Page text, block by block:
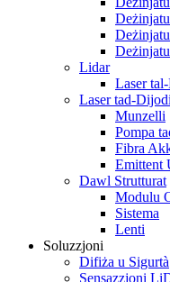
Lidar
Laser
Laser tad-Dijodi
Munzelli
Pompa
Fibra
Emittent
Dawl Strutturat
Modulu
Sistema
Lenti
Soluzzjoni
Difiża u Sigurtà
Sensazzjoni